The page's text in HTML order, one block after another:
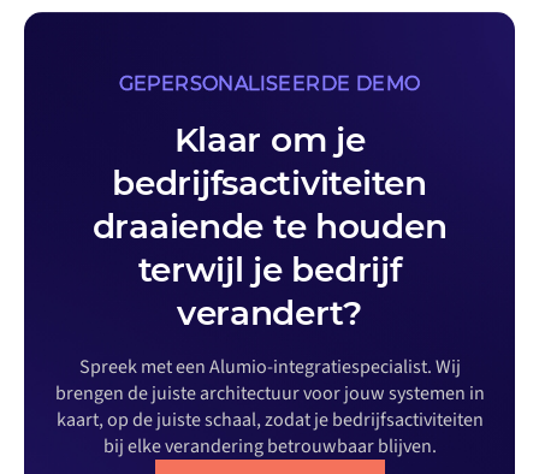
GEPERSONALISEERDE DEMO
Klaar om je
bedrijfsactiviteiten
draaiende te houden
terwijl je bedrijf
verandert?
Spreek met een Alumio-integratiespecialist. Wij
brengen de juiste architectuur voor jouw systemen in
kaart, op de juiste schaal, zodat je bedrijfsactiviteiten
bij elke verandering betrouwbaar blijven.